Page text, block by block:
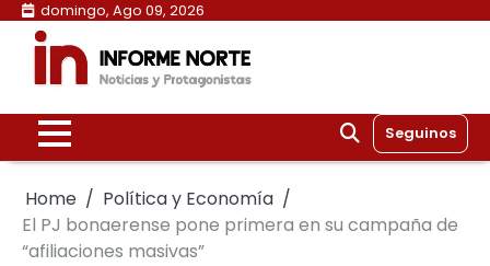
Skip
content
domingo, Ago 09, 2026
Seguinos
Home
Política y Economía
El PJ bonaerense pone primera en su campaña de
“afiliaciones masivas”